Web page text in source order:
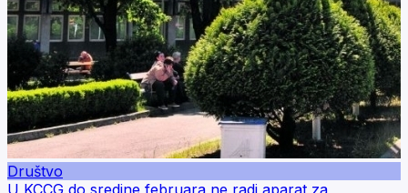
Društvo
U KCCG do sredine februara ne radi aparat za